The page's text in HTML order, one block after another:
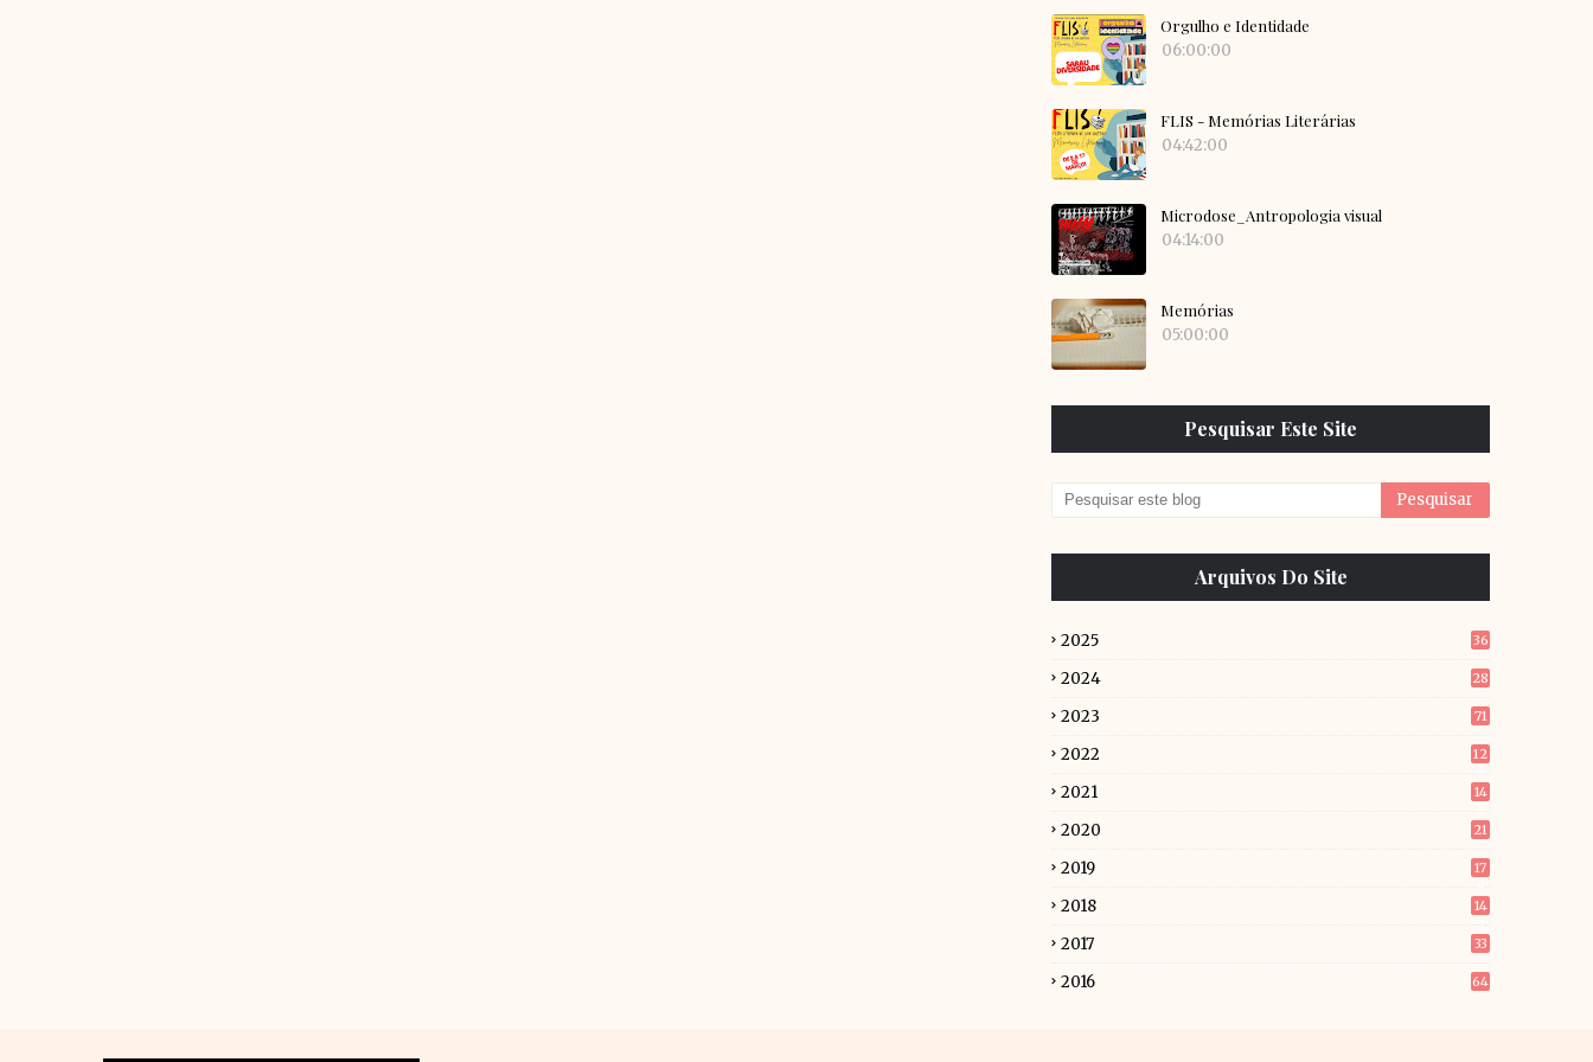
Orgulho e Identidade
06:00:00
FLIS - Memórias Literárias
04:42:00
Microdose_Antropologia visual
04:14:00
Memórias
05:00:00
Pesquisar Este Site
Arquivos Do Site
2025 36
2024 28
2023 71
2022
12
2021
14
2020 21
2019
17
2018
14
2017 33
2016 64